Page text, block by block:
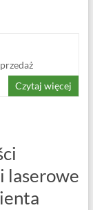
Czytaj więcej
laserowe